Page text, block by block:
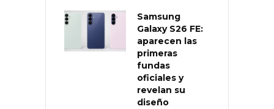
Samsung
Galaxy S26 FE:
aparecen las
primeras
fundas
oficiales y
revelan su
diseño